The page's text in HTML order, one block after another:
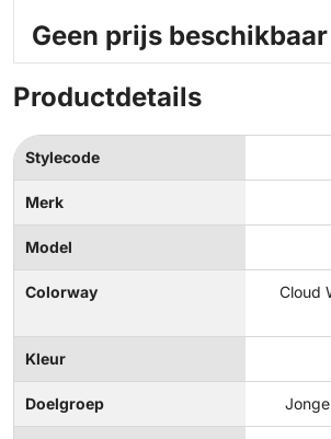
Geen prijs beschikbaar
Productdetails
Stylecode
Merk
Model
Colorway
Cloud
Kleur
Doelgroep